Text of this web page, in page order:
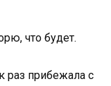
что будет.
раз прибежала с